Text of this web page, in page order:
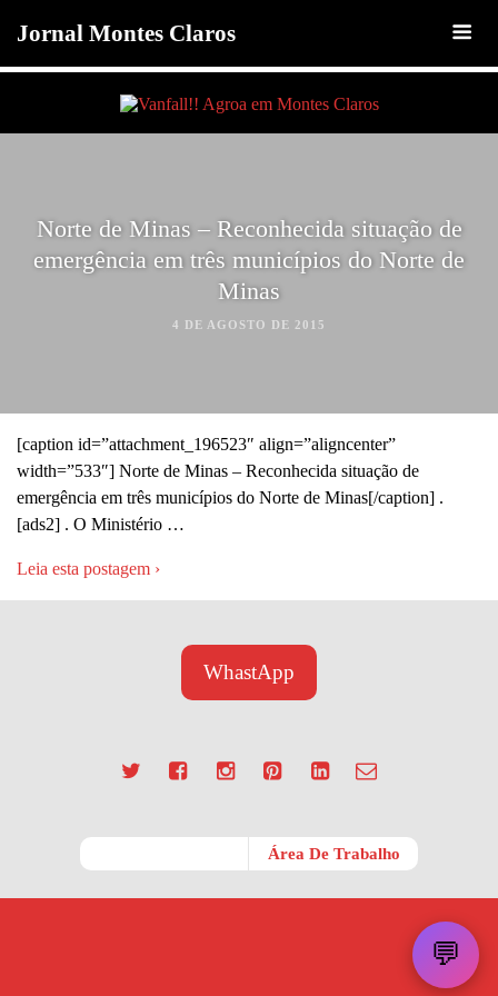
Jornal Montes Claros
Norte de Minas – Reconhecida situação de
emergência em três municípios do Norte de
Minas
4 DE AGOSTO DE 2015
[caption id=”attachment_196523″ align=”aligncenter”
width=”533″] Norte de Minas – Reconhecida situação de
emergência em três municípios do Norte de Minas[/caption] .
[ads2] . O Ministério …
Leia esta postagem ›
WhastApp
💬
Área De Trabalho